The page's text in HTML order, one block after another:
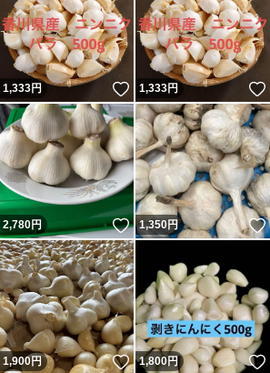
いいね！
1,333円 いいね！
1,333円
いいね！
2,780円 いいね！
1,350円
いいね！
1,900円 いいね！
1,800円